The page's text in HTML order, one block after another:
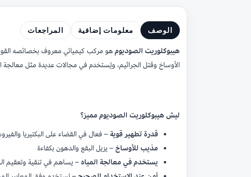
الوصف معلومات إضافية المراجعات
هيبوكلوريت الصوديومهو مركب كيميائي معروف بخصائصه القوية
الأوساخ وقتل الجراثيم، ويُستخدم في مجالات عديدة مثل معالجة
ليش هيبوكلوريت الصوديوم مميز؟
قدرة تطهير قوية– فعال في القضاء على البكتيريا
مذيب للأوساخ– يزيل البقع والدهون بكفاءة
يستخدم في معالجة المياه– يساهم في تنقية وتعقيم